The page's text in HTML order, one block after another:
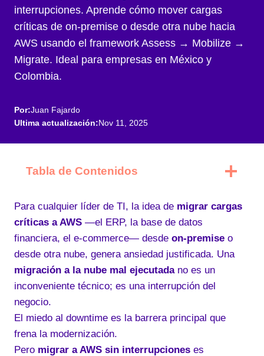
interrupciones. Aprende cómo mover cargas
críticas de on-premise o desde otra nube hacia
AWS usando el framework Assess → Mobilize →
Migrate. Ideal para empresas en México y
Colombia.
Por:Juan Fajardo
Ultima actualización:Nov 11, 2025
Tabla de Contenidos
Para cualquier líder de TI, la idea de migrar cargas
críticas a AWS —el ERP, la base de datos
financiera, el e-commerce— desde on-premise o
desde otra nube, genera ansiedad justificada. Una
migración a la nube mal ejecutadano es un
inconveniente técnico; es una interrupción del
negocio.
El miedo al downtime es la barrera principal que
frena la modernización.
Pero migrar a AWS sin interrupciones es